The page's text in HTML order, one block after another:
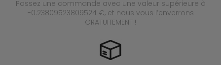
Passez une commande avec une valeur supérieure à
-0.23809523809524 €, et nous vous l’enverrons
GRATUITEMENT !